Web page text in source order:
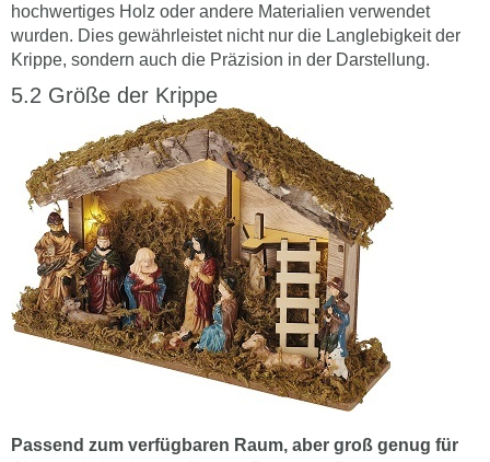
hochwertiges Holz oder andere Materialien verwendet
wurden. Dies gewährleistet nicht nur die Langlebigkeit der
Krippe, sondern auch die Präzision in der Darstellung.
Größe der Krippe
Passend zum verfügbaren Raum, aber groß genug für